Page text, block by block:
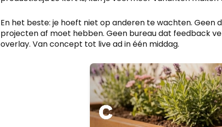
En het beste: je hoeft niet op anderen te wachten. Geen
projecten af moet hebben. Geen bureau dat feedback
overlay. Van concept tot live ad in één middag.